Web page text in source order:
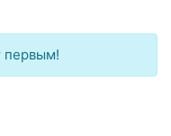
первым!